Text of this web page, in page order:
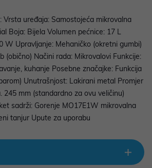
Vrsta uređaja: Samostojeća mikrovalna
Boja: Bijela Volumen pećnice: 17 L
W Upravljanje: Mehaničko (okretni gumbi)
(obično) Načini rada: Mikrovalovi Funkcije:
kuhanje Posebne značajke: Funkcija
Unutrašnjost: Lakirani metal Promjer
245 mm (standardno za ovu veličinu)
sadrži: Gorenje MO17E1W mikrovalna
tanjur Upute za uporabu